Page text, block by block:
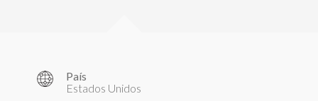
País
Estados Unidos